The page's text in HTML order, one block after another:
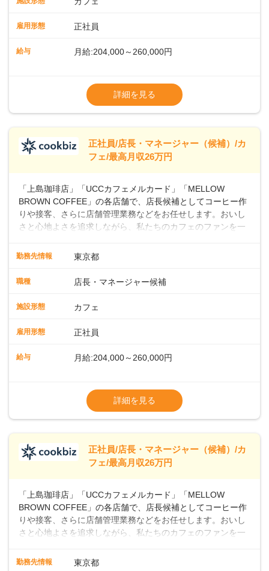
るので、スムーズに業務に馴染める環境です。「カフェの接
長として活躍を！接客業務になれたら、売上・シフト・在庫
一切無用♪一つひとつをしっかり伝えていきますので、無理の
ないペースで覚えていきましょう！さらにマネージャーへの
雇用形態 正社員
給与 月給:204,000～260,000円
ます・東日本エリア：月給21万4000～27万
※経験・スキルを考慮の上、決定します。
※別途、残業代および各種手当あり
※試用期間なし
■店長職： ・西日本／月給26万7500円
万円＋賞与(年3回)・店長職：年収410万円／
詳細を見る
正社員/店長・マネージャー（候補）/カ
フェ/最高月収26万円
「上島珈琲店」「UCCカフェメルカード」「MELLOW
BROWN COFFEE」の各店舗で、店長候補としてコーヒー作
りや接客、さらに店舗管理業務などをお任せします。おいし
さと心地よさを追求しながら、私たちのカフェのファンを一
の抽出や各種ドリンクの作成お客様のご案内、レジ対応軽食
タートも安心 ◎サポート体制充実コーヒーの知識から接客マ
から40代まで幅広い年齢層が活躍しており、チームワークも
るので、スムーズに業務に馴染める環境です。「カフェの接
長として活躍を！接客業務になれたら、売上・シフト・在庫
一切無用♪一つひとつをしっかり伝えていきますので、無理の
ないペースで覚えていきましょう！さらにマネージャーへの
勤務先情報 東京都
職種 店長・マネージャー候補
施設形態 カフェ
雇用形態 正社員
給与 月給:204,000～260,000円
ます・東日本エリア：月給21万4000～27万
※経験・スキルを考慮の上、決定します。
※別途、残業代および各種手当あり
※試用期間なし
■店長職： ・西日本／月給26万7500円
万円＋賞与(年3回)・店長職：年収410万円／
詳細を見る
正社員/店長・マネージャー（候補）/カ
フェ/最高月収26万円
「上島珈琲店」「UCCカフェメルカード」「MELLOW
BROWN COFFEE」の各店舗で、店長候補としてコーヒー作
りや接客、さらに店舗管理業務などをお任せします。おいし
さと心地よさを追求しながら、私たちのカフェのファンを一
の抽出や各種ドリンクの作成お客様のご案内、レジ対応軽食
勤務先情報 東京都